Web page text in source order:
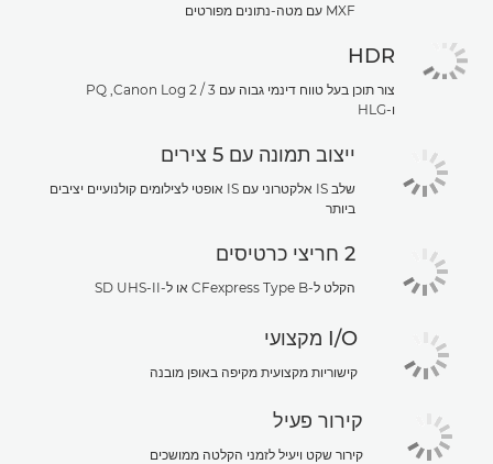
MXF עם מטה-נתונים מפורטים
HDR
צור תוכן בעל טווח דינמי גבוה עם Canon Log 2 / 3‏, PQ
ו-HLG
ייצוב תמונה עם 5 צירים
שלב IS אלקטרוני עם IS אופטי לצילומים קולנועיים יציבים
ביותר
2 חריצי כרטיסים
הקלט ל-CFexpress Type B או ל-SD UHS-II
I/O מקצועי
קישוריות מקצועית מקיפה באופן מובנה
קירור פעיל
קירור שקט ויעיל לזמני הקלטה ממושכים